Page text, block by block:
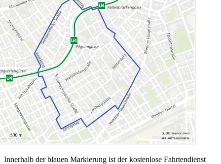
Innerhalb der blauen Markierung ist der kostenlose Fahrtendienst